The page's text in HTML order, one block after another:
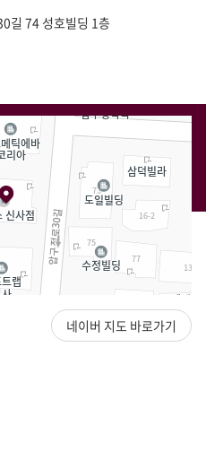
길 74 성호빌딩 1층
네이버 지도 바로가기